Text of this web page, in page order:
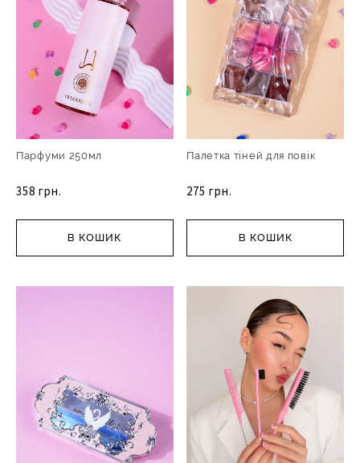
Парфуми 250мл
358 грн.
В КОШИК
Палетка тіней для повік
275 грн.
В КОШИК